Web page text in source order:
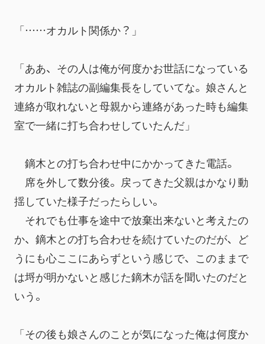
「……オカルト関係か？」
「ああ、その人は俺が何度かお世話になっている
オカルト雑誌の副編集長をしていてな。娘さんと
連絡が取れないと母親から連絡があった時も編集
室で一緒に打ち合わせしていたんだ」
鏑木との打ち合わせ中にかかってきた電話。
席を外して数分後。戻ってきた父親はかなり動
揺していた様子だったらしい。
それでも仕事を途中で放棄出来ないと考えたの
か、鏑木との打ち合わせを続けていたのだが、ど
うにも心ここにあらずという感じで、このままで
は埒が明かないと感じた鏑木が話を聞いたのだと
いう。
「その後も娘さんのことが気になった俺は何度か